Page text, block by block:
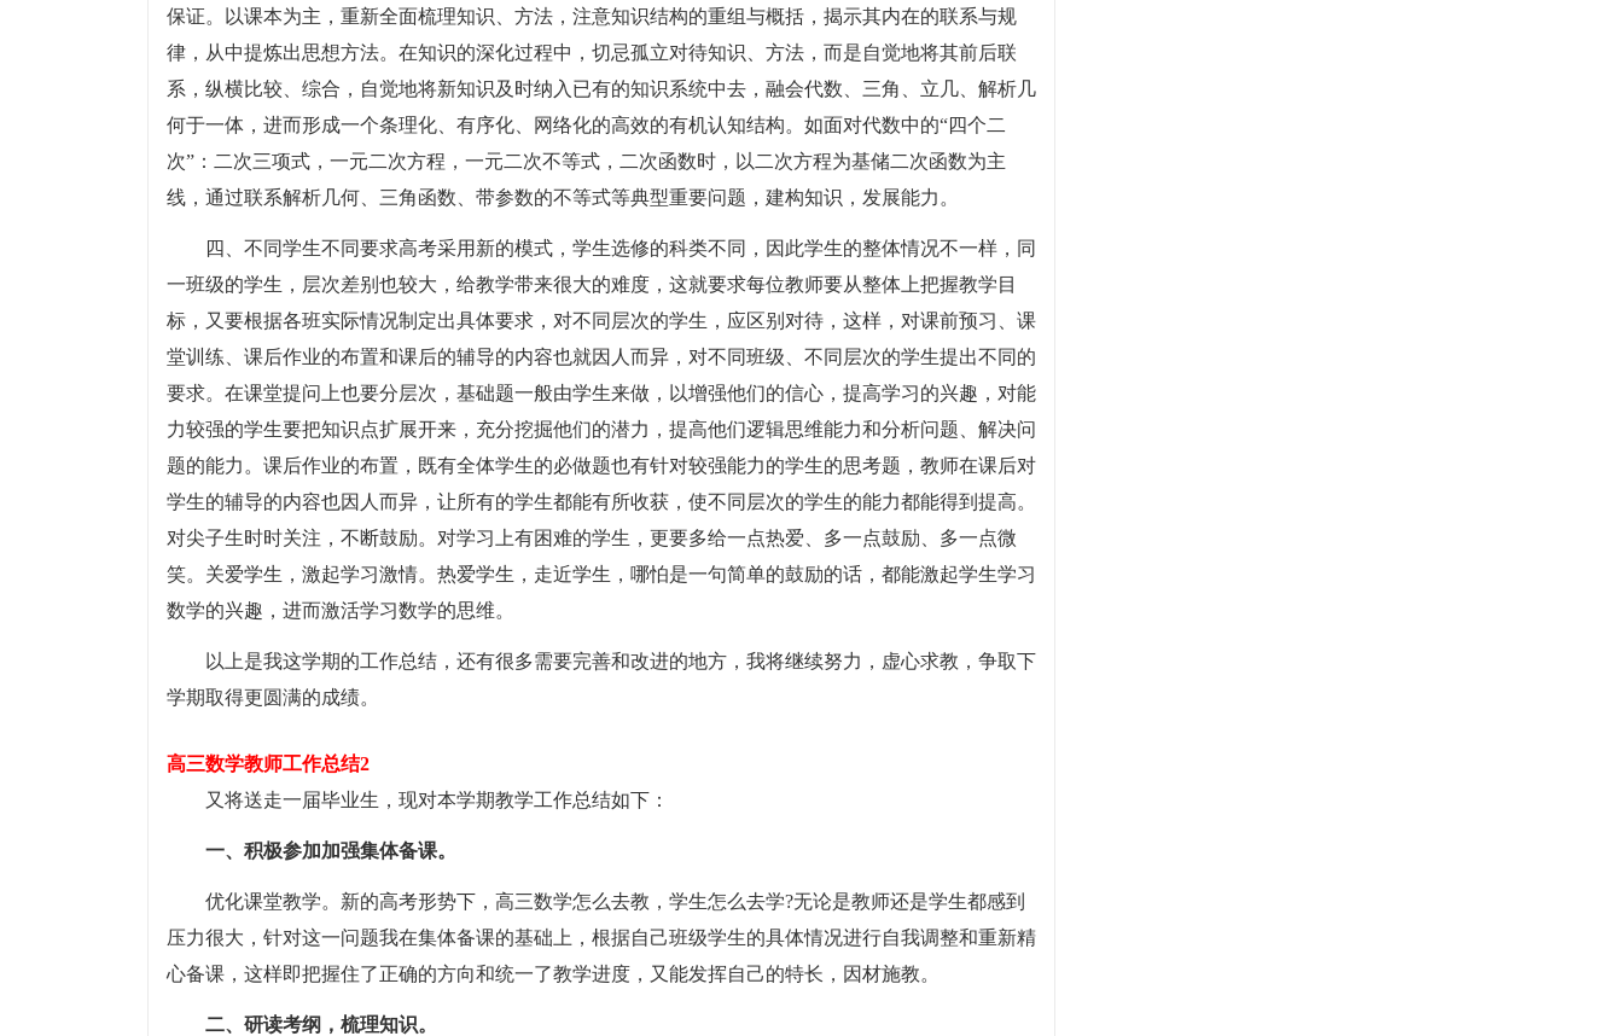
保证。以课本为主，重新全面梳理知识、方法，注意知识结构的重组与概括，揭示其内在的联系与规
律，从中提炼出思想方法。在知识的深化过程中，切忌孤立对待知识、方法，而是自觉地将其前后联
系，纵横比较、综合，自觉地将新知识及时纳入已有的知识系统中去，融会代数、三角、立几、解析几
何于一体，进而形成一个条理化、有序化、网络化的高效的有机认知结构。如面对代数中的“四个二
次”：二次三项式，一元二次方程，一元二次不等式，二次函数时，以二次方程为基储二次函数为主
线，通过联系解析几何、三角函数、带参数的不等式等典型重要问题，建构知识，发展能力。
四、不同学生不同要求高考采用新的模式，学生选修的科类不同，因此学生的整体情况不一样，同
一班级的学生，层次差别也较大，给教学带来很大的难度，这就要求每位教师要从整体上把握教学目
标，又要根据各班实际情况制定出具体要求，对不同层次的学生，应区别对待，这样，对课前预习、课
堂训练、课后作业的布置和课后的辅导的内容也就因人而异，对不同班级、不同层次的学生提出不同的
要求。在课堂提问上也要分层次，基础题一般由学生来做，以增强他们的信心，提高学习的兴趣，对能
力较强的学生要把知识点扩展开来，充分挖掘他们的潜力，提高他们逻辑思维能力和分析问题、解决问
题的能力。课后作业的布置，既有全体学生的必做题也有针对较强能力的学生的思考题，教师在课后对
学生的辅导的内容也因人而异，让所有的学生都能有所收获，使不同层次的学生的能力都能得到提高。
对尖子生时时关注，不断鼓励。对学习上有困难的学生，更要多给一点热爱、多一点鼓励、多一点微
笑。关爱学生，激起学习激情。热爱学生，走近学生，哪怕是一句简单的鼓励的话，都能激起学生学习
数学的兴趣，进而激活学习数学的思维。
以上是我这学期的工作总结，还有很多需要完善和改进的地方，我将继续努力，虚心求教，争取下
学期取得更圆满的成绩。
高三数学教师工作总结2
又将送走一届毕业生，现对本学期教学工作总结如下：
一、积极参加加强集体备课。
优化课堂教学。新的高考形势下，高三数学怎么去教，学生怎么去学?无论是教师还是学生都感到
压力很大，针对这一问题我在集体备课的基础上，根据自己班级学生的具体情况进行自我调整和重新精
心备课，这样即把握住了正确的方向和统一了教学进度，又能发挥自己的特长，因材施教。
二、研读考纲，梳理知识。